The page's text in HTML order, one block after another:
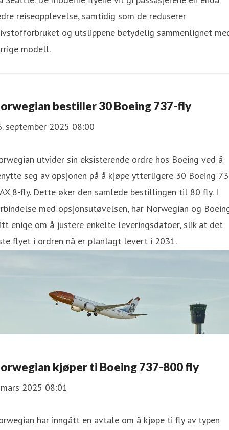
reiseopplevelse, samtidig som de reduserer
og utslippene betydelig sammenlignet
modell.
bestiller 30 Boeing 737-fly
september 2025 08:00
utvider sin eksisterende ordre hos Boeing ved å
seg av opsjonen på å kjøpe ytterligere 30 Boeing
8-fly. Dette øker den samlede bestillingen til 80 fly. I
med opsjonsutøvelsen, har Norwegian og
enige om å justere enkelte leveringsdatoer, slik at det
flyet i ordren nå er planlagt levert i 2031.
kjøper ti Boeing 737-800 fly
2025 08:01
har inngått en avtale om å kjøpe ti fly av typen